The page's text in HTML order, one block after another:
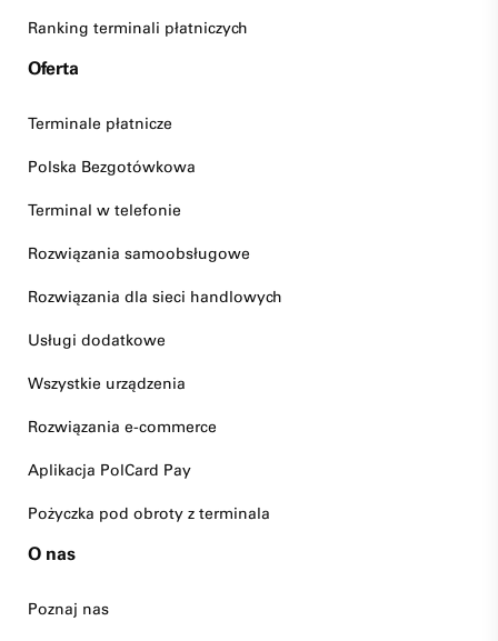
Ranking terminali płatniczych
Oferta
Terminale płatnicze
Polska Bezgotówkowa
Terminal w telefonie
Rozwiązania samoobsługowe
Rozwiązania dla sieci handlowych
Usługi dodatkowe
Wszystkie urządzenia
Rozwiązania e-commerce
Aplikacja PolCard Pay
Pożyczka pod obroty z terminala
O nas
Poznaj nas